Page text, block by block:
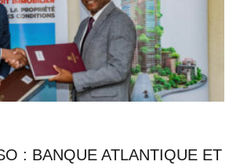
: BANQUE ATLANTIQUE ET